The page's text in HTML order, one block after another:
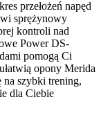
przełożeń napęd
sprężynowy
kontroli nad
Power DS-
pomogą Ci
opony Merida
na szybki trening,
dla Ciebie